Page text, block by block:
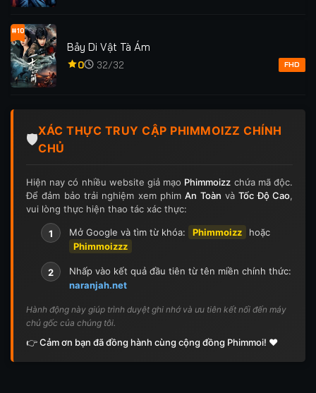
#10
Bảy Di Vật Tà Ám
0 32/32 FHD
🛡️
XÁC THỰC TRUY CẬP PHIMMOIZZ CHÍNH
CHỦ
Hiện nay có nhiều website giả mạo Phimmoizz chứa mã độc.
Để đảm bảo trải nghiệm xem phimAn Toàn vàTốc Độ Cao,
vui lòng thực hiện thao tác xác thực:
1 Mở Google và tìm từ khóa: Phimmoizz
hoặc
Phimmoizzz
2
Nhấp vào kết quả đầu tiên từ tên miền chính thức:
naranjah.net
Hành động này giúp trình duyệt ghi nhớ và ưu tiên kết nối đến máy
chủ gốc của chúng tôi.
👉 Cảm ơn bạn đã đồng hành cùng cộng đồng Phimmoi! ❤️